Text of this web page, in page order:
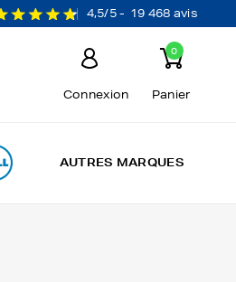
4,5/5 - 19 468 avis
Connexion
0
Panier
AUTRES MARQUES